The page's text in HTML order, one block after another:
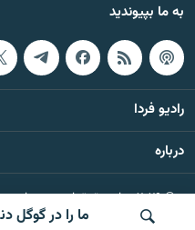
ما را در گوگل
به ما بپیوندید
رادیو فردا
درباره
© ۲۰۲۶ تمام حقوق این
محفوظ است.